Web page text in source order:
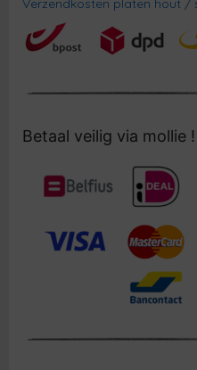
Verzendkosten platen hout /
Betaal veilig via mollie !